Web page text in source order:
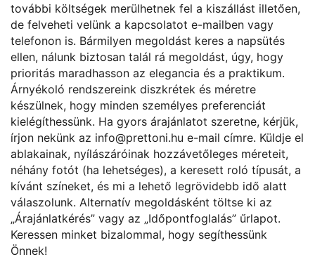
további költségek merülhetnek fel a kiszállást illetően,
de felveheti velünk a kapcsolatot e-mailben vagy
telefonon is. Bármilyen megoldást keres a napsütés
ellen, nálunk biztosan talál rá megoldást, úgy, hogy
prioritás maradhasson az elegancia és a praktikum.
Árnyékoló rendszereink diszkrétek és méretre
készülnek, hogy minden személyes preferenciát
kielégíthessünk. Ha gyors árajánlatot szeretne, kérjük,
írjon nekünk az info@prettoni.hu e-mail címre. Küldje el
ablakainak, nyílászáróinak hozzávetőleges méreteit,
néhány fotót (ha lehetséges), a keresett roló típusát, a
kívánt színeket, és mi a lehető legrövidebb idő alatt
válaszolunk. Alternatív megoldásként töltse ki az
„Árajánlatkérés” vagy az „Időpontfoglalás” űrlapot.
Keressen minket bizalommal, hogy segíthessünk
Önnek!